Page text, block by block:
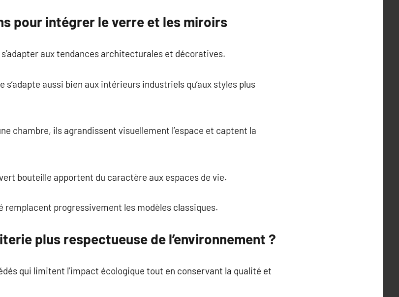
pour intégrer le verre et les miroirs
aux tendances architecturales et décoratives.
aussi bien aux intérieurs industriels qu’aux styles plus
chambre, ils agrandissent visuellement l’espace et captent la
bouteille apportent du caractère aux espaces de vie.
remplacent progressivement les modèles classiques.
plus respectueuse de l’environnement ?
qui limitent l’impact écologique tout en conservant la qualité et